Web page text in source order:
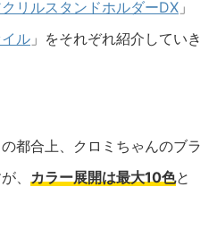
リルスタンドホルダーDX 」
ル 」をそれぞれ紹介していき
都合上、クロミちゃんのブラ
、 カラー展開は最大10色と